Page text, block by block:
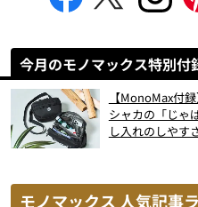
今月のモノマックス特別付
【MonoMax付
シャカの「じゃ
し入れのしやす
モノマックス 人気記事